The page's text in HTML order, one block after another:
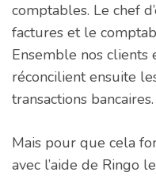
comptables. Le chef
factures et le
Ensemble nos clients
réconcilient ensuite
transactions bancaires.
Mais pour que cela
avec l’aide de Ringo